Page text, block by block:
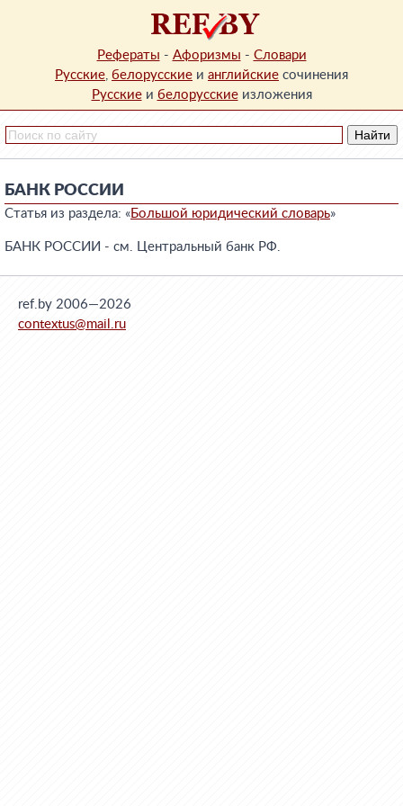
Рефераты - Афоризмы - Словари
Русские, белорусские и английские сочинения
Русскиеи белорусскиеизложения
БАНК РОССИИ
Статья из раздела: «Большой юридический словарь»
БАНК РОССИИ - см. Центральный банк РФ.
ref.by 2006—2026
contextus@mail.ru